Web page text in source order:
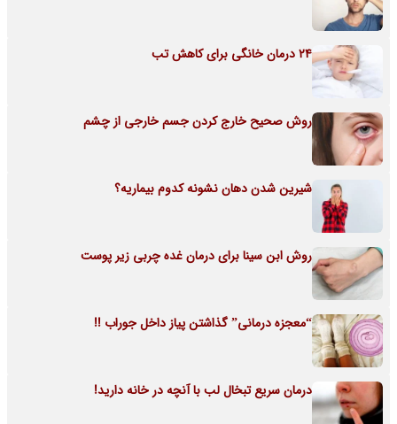
24 درمان خانگی برای کاهش تب
روش صحیح خارج کردن جسم خارجی از چشم
شیرین شدن دهان نشونه کدوم بیماریه؟
روش ابن سینا برای درمان غده چربی زیر پوست
“معجزه درمانی” گذاشتن پیاز داخل جوراب !!
درمان سریع تبخال لب با آنچه در خانه دارید!